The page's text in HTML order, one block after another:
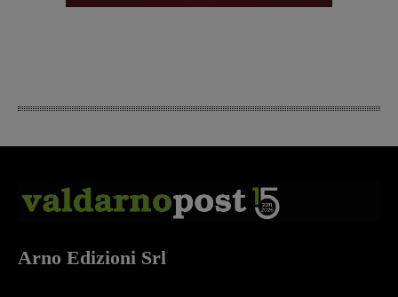
Arno Edizioni Srl